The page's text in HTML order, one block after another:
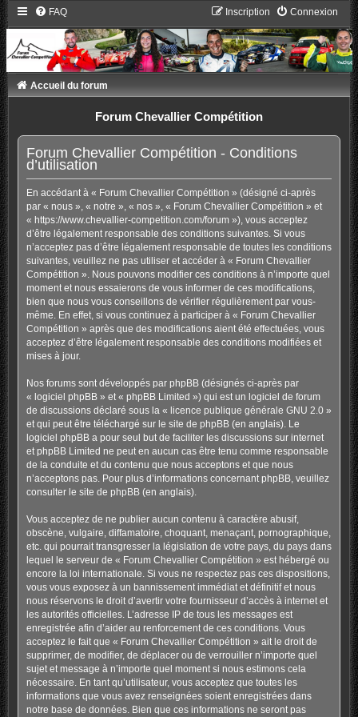
FAQ Connexion
Inscription
Accueil du forum
Forum Chevallier Compétition
Forum Chevallier Compétition - Conditions
d’utilisation
En accédant à « Forum Chevallier Compétition » (désigné ci-après
par « nous », « notre », « nos », « Forum Chevallier Compétition » et
« https://www.chevallier-competition.com/forum »), vous acceptez
d’être légalement responsable des conditions suivantes. Si vous
n’acceptez pas d’être légalement responsable de toutes les conditions
suivantes, veuillez ne pas utiliser et accéder à « Forum Chevallier
Compétition ». Nous pouvons modifier ces conditions à n’importe quel
moment et nous essaierons de vous informer de ces modifications,
bien que nous vous conseillons de vérifier régulièrement par vous-
même. En effet, si vous continuez à participer à « Forum Chevallier
Compétition » après que des modifications aient été effectuées, vous
acceptez d’être légalement responsable des conditions modifiées et
mises à jour.
Nos forums sont développés par phpBB (désignés ci-après par
« logiciel phpBB » et « phpBB Limited ») qui est un logiciel de forum
de discussions déclaré sous la « licence publique générale GNU 2.0»
et qui peut être téléchargé sur le site de phpBB(en anglais). Le
logiciel phpBB a pour seul but de faciliter les discussions sur internet
et phpBB Limited ne peut en aucun cas être tenu comme responsable
de la conduite et du contenu que nous acceptons et que nous
n’acceptons pas. Pour plus d’informations concernant phpBB, veuillez
consulter le site de phpBB(en anglais).
Vous acceptez de ne publier aucun contenu à caractère abusif,
obscène, vulgaire, diffamatoire, choquant, menaçant, pornographique,
etc. qui pourrait transgresser la législation de votre pays, du pays dans
lequel le serveur de « Forum Chevallier Compétition » est hébergé ou
encore la loi internationale. Si vous ne respectez pas ces dispositions,
vous vous exposez à un bannissement immédiat et définitif et nous
nous réservons le droit d’avertir votre fournisseur d’accès à internet et
les autorités officielles. L’adresse IP de tous les messages est
enregistrée afin d’aider au renforcement de ces conditions. Vous
acceptez le fait que « Forum Chevallier Compétition » ait le droit de
supprimer, de modifier, de déplacer ou de verrouiller n’importe quel
sujet et message à n’importe quel moment si nous estimons cela
nécessaire. En tant qu’utilisateur, vous acceptez que toutes les
informations que vous avez renseignées soient enregistrées dans
notre base de données. Bien que ces informations ne seront pas